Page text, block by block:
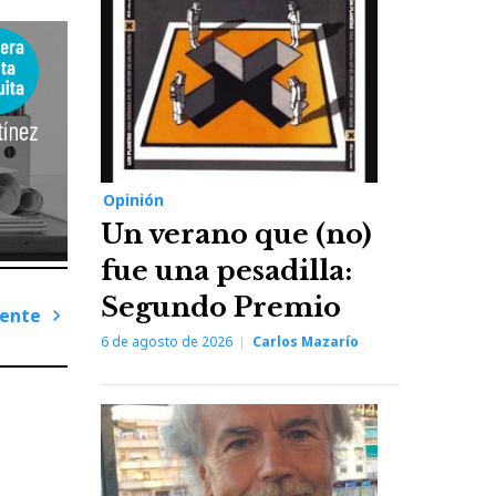
Opinión
Un verano que (no)
fue una pesadilla:
Segundo Premio
6 de agosto de 2026 Carlos Mazarío